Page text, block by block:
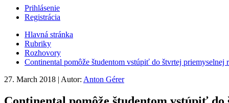
Prihlásenie
Registrácia
Hlavná stránka
Rubriky
Rozhovory
Continental pomôže študentom vstúpiť do štvrtej priemyselnej
27. March 2018 | Autor: Anton Gérer